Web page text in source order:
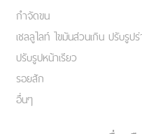
ต่อมไขมัน ไฝ ขี้แมลงวัน หูด
ร่องแก้ม ร่องน้ำตา แก้มตอบ
กำจัดขน
เชลลูไลท์ ไขมันส่วนเกิน ปรับรูปร่าง
ปรับรูปหน้าเรียว